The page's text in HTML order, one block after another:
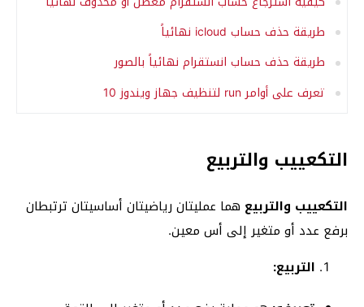
طريقة حذف حساب icloud نهائياً
طريقة حذف حساب انستقرام نهائياً بالصور
تعرف على أوامر run لتنظيف جهاز ويندوز 10
التكعييب والتربيع
التكعييب والتربيع هما عمليتان رياضيتان أساسيتان ترتبطان
برفع عدد أو متغير إلى أس معين.
التربيع: